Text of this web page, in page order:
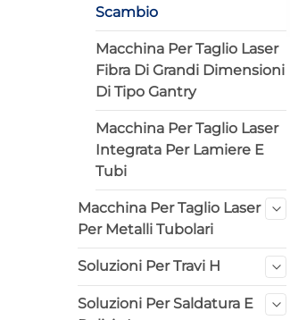
Scambio
Macchina Per Taglio Laser
Fibra Di Grandi Dimensioni
Di Tipo Gantry
Macchina Per Taglio Laser
Integrata Per Lamiere E
Tubi
Macchina Per Taglio Laser
Per Metalli Tubolari
Soluzioni Per Travi H
Soluzioni Per Saldatura E